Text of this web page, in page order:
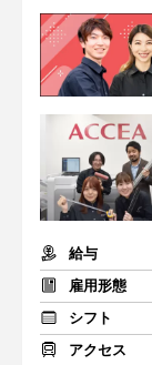
給与
雇用形態
シフト
アクセス